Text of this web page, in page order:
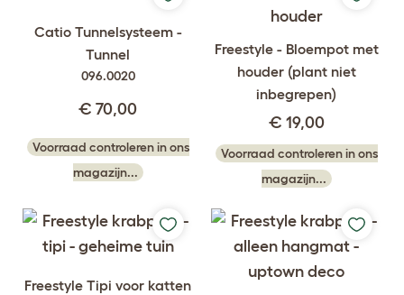
Catio Tunnelsysteem -
Tunnel
096.0020
€ 70,00
Voorraad controleren in ons
magazijn...
Freestyle - Bloempot met
houder (plant niet
inbegrepen)
€ 19,00
Voorraad controleren in ons
magazijn...
Freestyle Tipi voor katten